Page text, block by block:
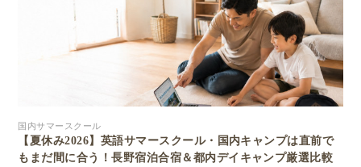
国内サマースクール
【夏休み2026】英語サマースクール・国内キャンプは直前で
もまだ間に合う！長野宿泊合宿＆都内デイキャンプ厳選比較